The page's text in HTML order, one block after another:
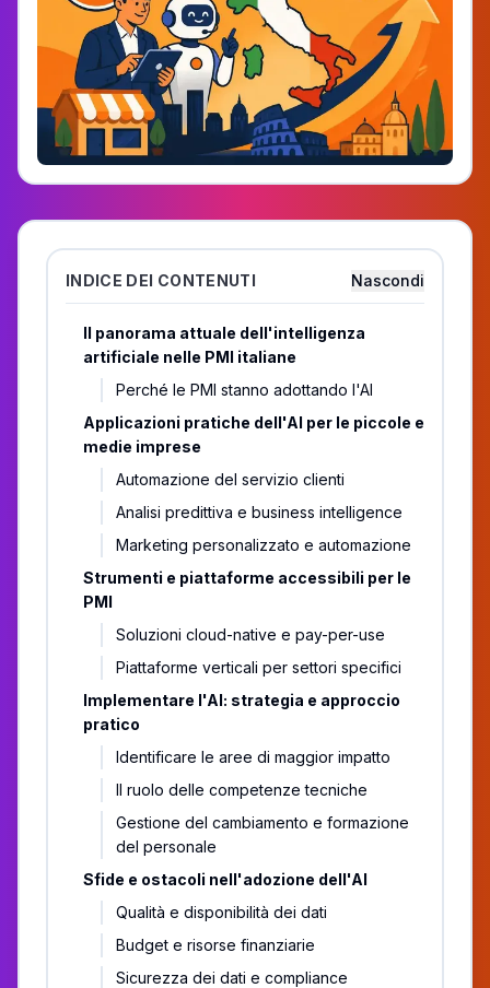
INDICE DEI CONTENUTI Nascondi
Il panorama attuale dell'intelligenza
artificiale nelle PMI italiane
Perché le PMI stanno adottando l'AI
Applicazioni pratiche dell'AI per le piccole e
medie imprese
Automazione del servizio clienti
Analisi predittiva e business intelligence
Marketing personalizzato e automazione
Strumenti e piattaforme accessibili per le
PMI
Soluzioni cloud-native e pay-per-use
Piattaforme verticali per settori specifici
Implementare l'AI: strategia e approccio
pratico
Identificare le aree di maggior impatto
Il ruolo delle competenze tecniche
Gestione del cambiamento e formazione
del personale
Sfide e ostacoli nell'adozione dell'AI
Qualità e disponibilità dei dati
Budget e risorse finanziarie
Sicurezza dei dati e compliance